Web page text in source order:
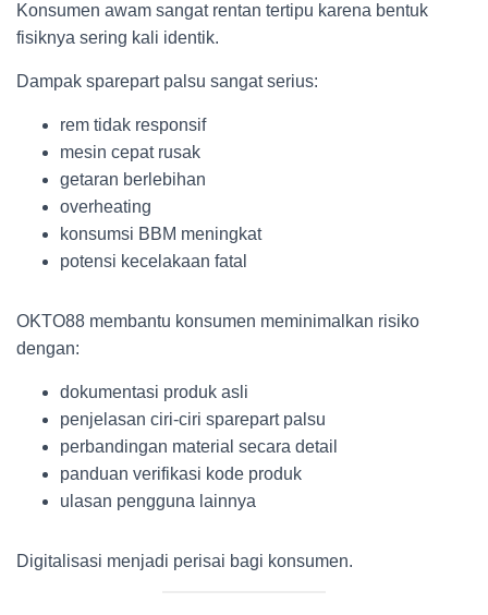
Konsumen awam sangat rentan tertipu karena bentuk
fisiknya sering kali identik.
Dampak sparepart palsu sangat serius:
rem tidak responsif
mesin cepat rusak
getaran berlebihan
overheating
konsumsi BBM meningkat
potensi kecelakaan fatal
OKTO88 membantu konsumen meminimalkan risiko
dengan:
dokumentasi produk asli
penjelasan ciri-ciri sparepart palsu
perbandingan material secara detail
panduan verifikasi kode produk
ulasan pengguna lainnya
Digitalisasi menjadi perisai bagi konsumen.